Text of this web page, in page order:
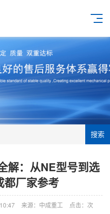
搜索
解：从NE型号到选
都厂家参考
来源：中成重工 点击： 次